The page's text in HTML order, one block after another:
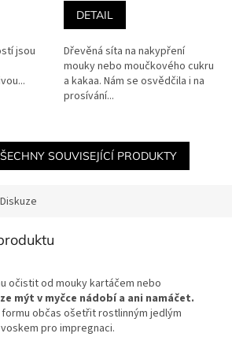
jsou
5
hvězdiček.
DETAIL
Dřevěná síta na nakypření
mouky nebo moučkového cukru
a kakaa. Nám se osvědčila i na
prosívání...
SOUVISEJÍCÍ PRODUKTY
Diskuze
očistit od mouky kartáčem nebo
mýt v myčce nádobí a ani namáčet.
občas ošetřit rostlinným jedlým
pro impregnaci.